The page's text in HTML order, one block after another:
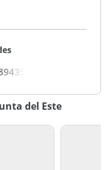
del Este